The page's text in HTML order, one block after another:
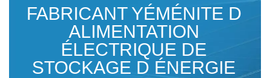
FABRICANT YÉMÉNITE D
ALIMENTATION
ÉLECTRIQUE DE
STOCKAGE D ÉNERGIE